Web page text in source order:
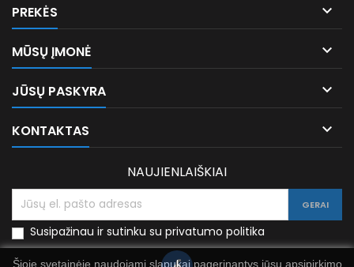
PREKĖS 
MŪSŲ ĮMONĖ 
JŪSŲ PASKYRA 
KONTAKTAS 
Šioje svetainėje naudojami slapukai pagerinantys jūsų apsipirkimo
NAUJIENLAIŠKIAI
Susipažinau ir sutinku su privatumo politika